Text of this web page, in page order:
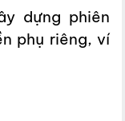
dựng phiên
phụ riêng, ví